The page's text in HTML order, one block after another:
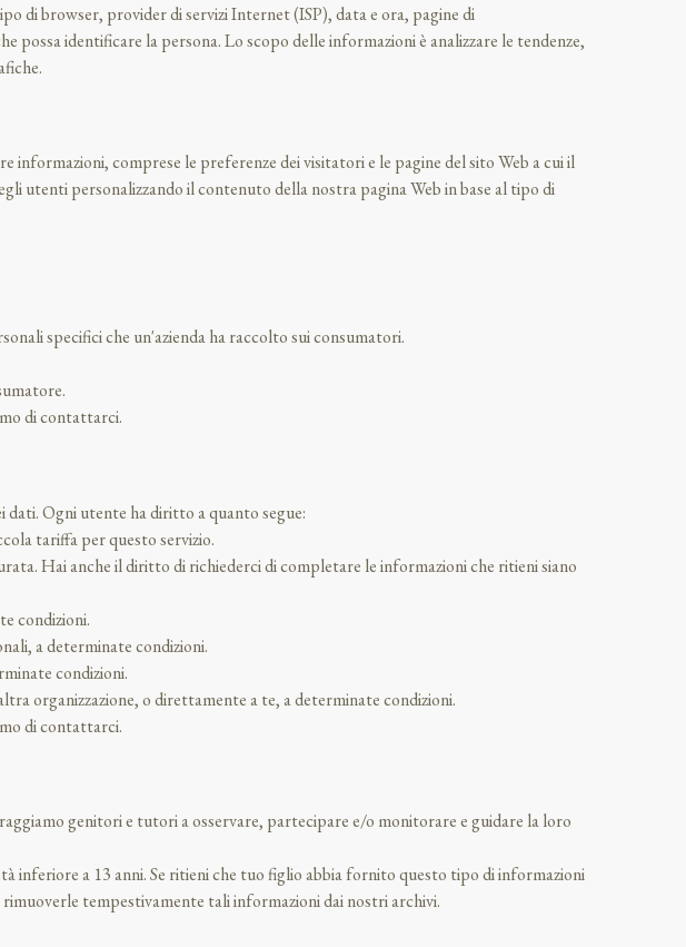
di browser, provider di servizi Internet (ISP), data e ora, pagine di
identificare la persona. Lo scopo delle informazioni è analizzare le tendenze,
informazioni, comprese le preferenze dei visitatori e le pagine del sito Web a cui il
utenti personalizzando il contenuto della nostra pagina Web in base al tipo di
specifici che un'azienda ha raccolto sui consumatori.
di contattarci.
Ogni utente ha diritto a quanto segue:
tariffa per questo servizio.
Hai anche il diritto di richiederci di completare le informazioni che ritieni siano
condizioni.
a determinate condizioni.
condizioni.
organizzazione, o direttamente a te, a determinate condizioni.
di contattarci.
genitori e tutori a osservare, partecipare e/o monitorare e guidare la loro
inferiore a 13 anni. Se ritieni che tuo figlio abbia fornito questo tipo di informazioni
tempestivamente tali informazioni dai nostri archivi.